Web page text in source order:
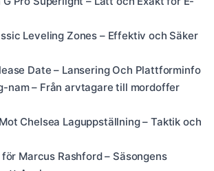
Leveling Zones – Effektiv och Säker
Date – Lansering Och Plattforminfo
nam – Från arvtagare till mordoffer
Chelsea Laguppställning – Taktik och
Marcus Rashford – Säsongens